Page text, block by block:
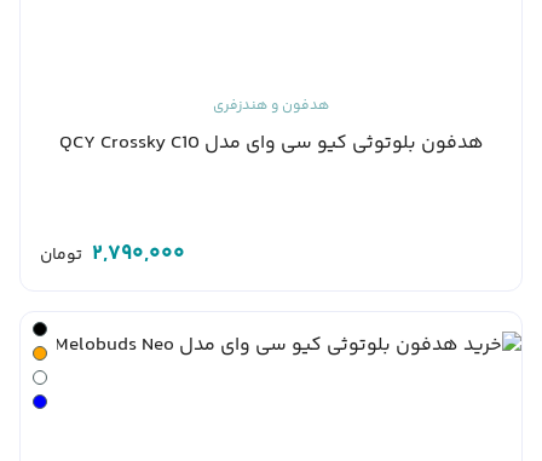
هدفون و هندزفری
هدفون بلوتوثی کیو سی وای مدل QCY Crossky C10
2,790,000 تومان